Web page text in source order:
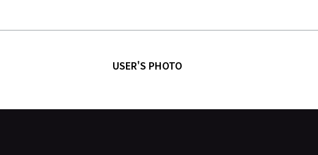
USER'S PHOTO